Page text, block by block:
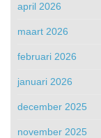
april 2026
maart 2026
februari 2026
januari 2026
december 2025
november 2025